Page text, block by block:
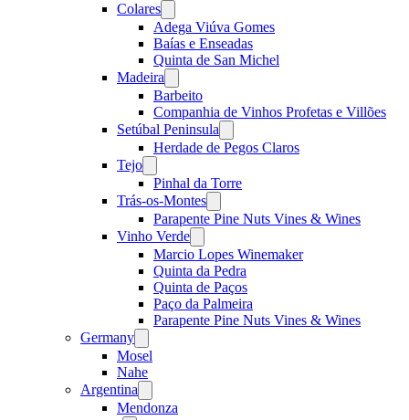
Colares
menu
Adega Viúva Gomes
Baías e Enseadas
Quinta de San Michel
Madeira
menu
Barbeito
Companhia de Vinhos Profetas e Villões
Setúbal Peninsula
menu
Herdade de Pegos Claros
Tejo
menu
Pinhal da Torre
Trás-os-Montes
menu
Parapente Pine Nuts Vines & Wines
Vinho Verde
menu
Marcio Lopes Winemaker
Quinta da Pedra
Quinta de Paços
Paço da Palmeira
Parapente Pine Nuts Vines & Wines
Germany
menu
Mosel
Nahe
Argentina
menu
Mendonza